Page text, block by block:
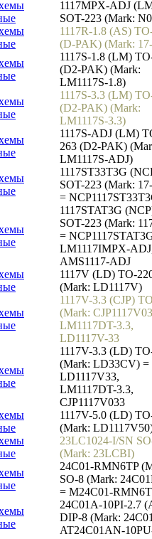
1117MPX-ADJ
SOT-223 (Mark:
1117R-1.8 (AS)
(D-PAK) (Mark:
1117S-1.8 (LM)
(D2-PAK) (Mark:
LM1117S-1.8)
1117S-3.3 (LM)
(D2-PAK) (Mark:
LM1117S-3.3)
1117S-ADJ (LM)
263 (D2-PAK)
LM1117S-ADJ)
1117ST33T3G
SOT-223 (Mark:
=
1117STAT3G
SOT-223 (Mark:
=
LM1117IMPX-
AMS1117-ADJ
1117V (LD) TO-
(Mark: LD1117V)
1117V-3.3 (CJP)
(Mark:
LM1117DT-3.3,
LD1117V-33
1117V-3.3 (LD)
(Mark: LD33CV) =
LD1117V33,
LM1117DT-3.3,
CJP1117V033
1117V-5.0 (LD)
(Mark:
23LC1024-I/SN
(Mark: 23LCBI)
24C01-RMN6TP
SO-8 (Mark:
= M24C01-
24C01A-10PI-2.7
DIP-8 (Mark:
AT24C01AN-